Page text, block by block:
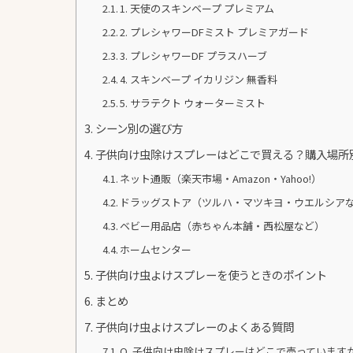
1. 天使のスキンベープ プレミアム
2. プレシャワーDFミスト プレミアガード
3. プレシャワーDF プラスハーブ
4. スキンベープ イカリジン 無香料
5. サラテクト ウォーターミスト
シーン別の選び方
子供向け虫除けスプレーはどこで買える？購入場所
ネット通販（楽天市場・Amazon・Yahoo!）
ドラッグストア（ツルハ・マツキヨ・ウエルシアな
ベビー用品店（赤ちゃん本舗・西松屋など）
ホームセンター
子供向け虫よけスプレーを使うときのポイント
まとめ
子供向け虫よけスプレーのよくある質問